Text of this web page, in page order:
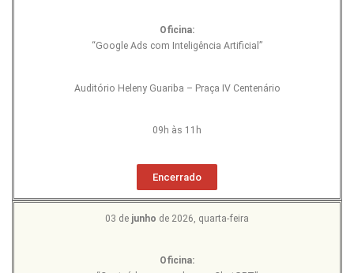
Oficina:
“Google Ads com Inteligência Artificial”
Auditório Heleny Guariba – Praça IV Centenário
09h às 11h
Encerrado
03 de junho de 2026, quarta-feira
Oficina: